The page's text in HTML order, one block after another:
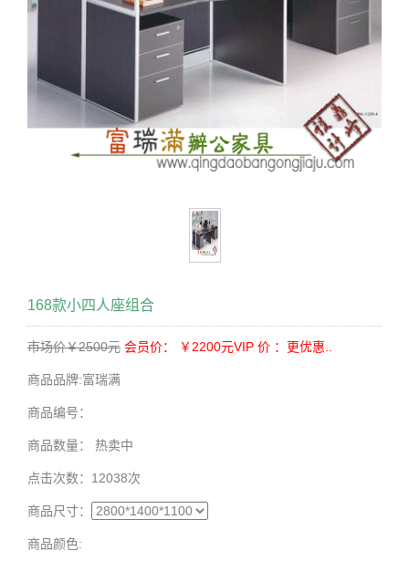
168款小四人座组合
市场价￥2500元 会员价： ￥2200元VIP 价 ：更优惠..
商品品牌:富瑞满
商品编号：
商品数量： 热卖中
点击次数：12038次
商品尺寸：
商品颜色: